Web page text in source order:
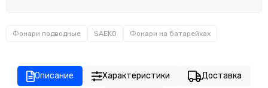
Фонари подводные SAEKO Фонари на батарейках
Описание Характеристики
Доставка